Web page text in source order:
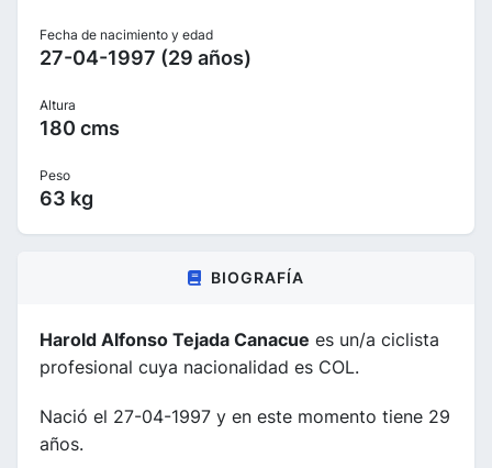
Fecha de nacimiento y edad
27-04-1997 (29 años)
Altura
180 cms
Peso
63 kg
BIOGRAFÍA
Harold Alfonso Tejada Canacue es un/a ciclista
profesional cuya nacionalidad es COL.
Nació el 27-04-1997 y en este momento tiene 29
años.